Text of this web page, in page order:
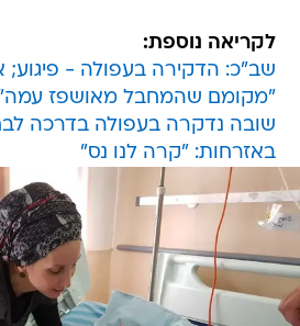
לקריאה נוספת:
שב"כ: הדקירה בעפולה - פיגוע;
"מקומם שהמחבל מאושפז
שובה נדקרה בעפולה בדרכה
באזרחות: "קרה לנו נס"